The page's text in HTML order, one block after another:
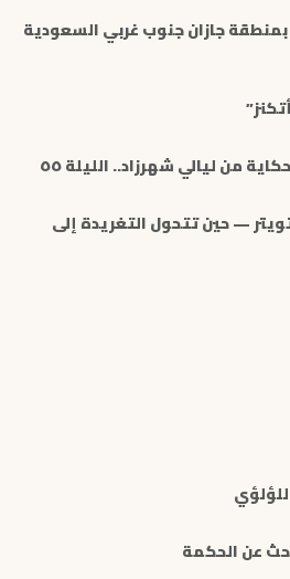
بمنطقة جازان جنوب غربي السعودية
من ليالي شهرزاد.. الليلة ٥٥
— حين تتحول التغريدة إلى
عن الحكمة